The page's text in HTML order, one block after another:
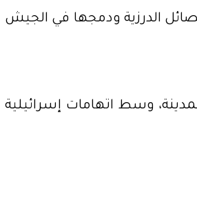
الدرزية ودمجها في الجيش
وسط اتهامات إسرائيلية